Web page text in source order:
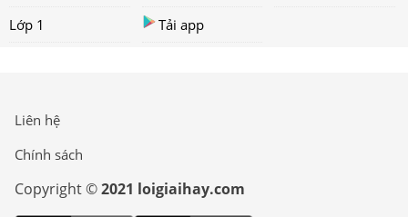
Lớp 1
Tải app
Liên hệ
Chính sách
Copyright ©2021 loigiaihay.com